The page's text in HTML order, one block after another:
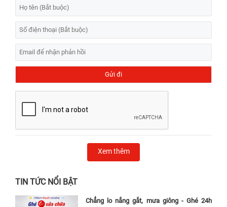
Xem thêm
TIN TỨC NỔI BẬT
Chẳng lo nắng gắt, mưa giông - Ghé 24h